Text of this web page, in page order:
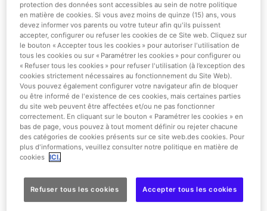
disparaissent lorsque la session expire (par
exemple, lorsque le navigateur est fermé et que la
visite se termine).
Cookies persistants :Il s'agit de cookies servant à
stocker des informations sur l'appareil ou le
navigateur de l'utilisateur même après la fin de la
session, ce qui permet d'accéder à ces
informations et de les traiter à un moment ultérieur
défini par la partie responsable du cookie. Cette
période peut aller de quelques minutes à 6 mois,
sauf si ces cookies sont supprimés manuellement
par l'utilisateur. À la fin de la période de 6 mois, il
sera demandé à l’utilisateur de fournir un
consentement renouvelé au dépôt de cookies
protection des données sont accessibles au sein de notre politique
en matière de cookies. Si vous avez moins de quinze (15) ans, vous
devez informer vos parents ou votre tuteur afin qu'ils puissent
accepter, configurer ou refuser les cookies de ce Site web. Cliquez sur
le bouton « Accepter tous les cookies » pour autoriser l'utilisation de
tous les cookies ou sur « Paramétrer les cookies » pour configurer ou
« Refuser tous les cookies » pour refuser l'utilisation (à l’exception des
cookies strictement nécessaires au fonctionnement du Site Web).
Vous pouvez également configurer votre navigateur afin de bloquer
ou être informé de l'existence de ces cookies, mais certaines parties
du site web peuvent être affectées et/ou ne pas fonctionner
correctement. En cliquant sur le bouton « Paramétrer les cookies » en
bas de page, vous pouvez à tout moment définir ou rejeter chacune
des catégories de cookies présents sur ce site web.des cookies. Pour
plus d'informations, veuillez consulter notre politique en matière de
cookies ICI.
Refuser tous les cookies Accepter tous les cookies